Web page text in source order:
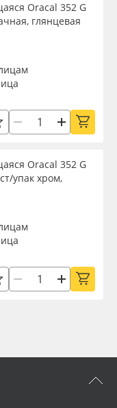
Oracal 352 G
глянцевая
Oracal 352 G
упак хром,